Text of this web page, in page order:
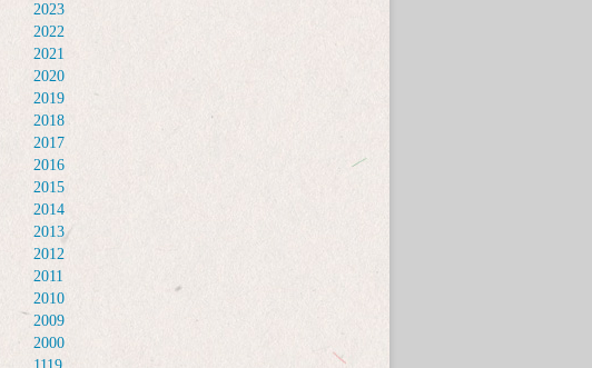
2023
2022
2021
2020
2019
2018
2017
2016
2015
2014
2013
2012
2011
2010
2009
2000